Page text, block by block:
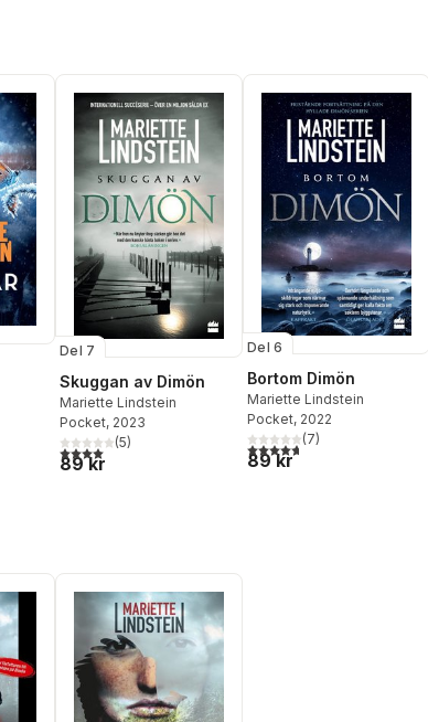
antal röster:
Del 7
Skuggan av Dimön
Mariette Lindstein
Pocket, 2023
4,0utav 5 stjärnor. Totalt antal röster:
(5)
89 kr
Del 6
Bortom Dimön
Mariette Lindstein
Pocket, 2022
4,7utav 5 stjärnor. Totalt
(7)
89 kr